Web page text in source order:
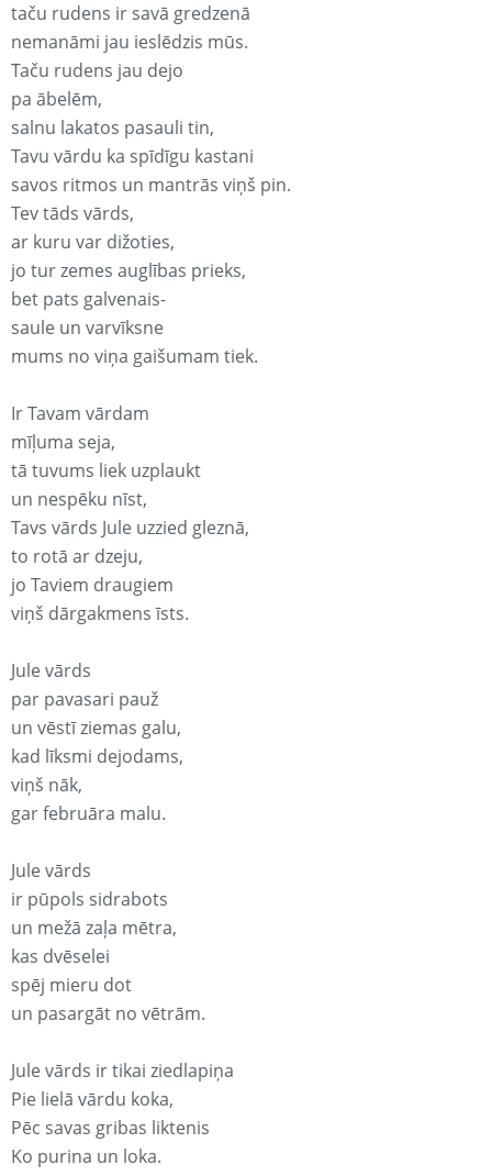
taču rudens ir savā gredzenā
nemanāmi jau ieslēdzis mūs.
Taču rudens jau dejo
pa ābelēm,
salnu lakatos pasauli tin,
Tavu vārdu ka spīdīgu kastani
savos ritmos un mantrās viņš pin.
Tev tāds vārds,
ar kuru var dižoties,
jo tur zemes auglības prieks,
bet pats galvenais-
saule un varvīksne
mums no viņa gaišumam tiek.
Ir Tavam vārdam
mīļuma seja,
tā tuvums liek uzplaukt
un nespēku nīst,
Tavs vārds Jule uzzied gleznā,
to rotā ar dzeju,
jo Taviem draugiem
viņš dārgakmens īsts.
Jule vārds
par pavasari pauž
un vēstī ziemas galu,
kad līksmi dejodams,
viņš nāk,
gar februāra malu.
Jule vārds
ir pūpols sidrabots
un mežā zaļa mētra,
kas dvēselei
spēj mieru dot
un pasargāt no vētrām.
Jule vārds ir tikai ziedlapiņa
Pie lielā vārdu koka,
Pēc savas gribas liktenis
Ko purina un loka.